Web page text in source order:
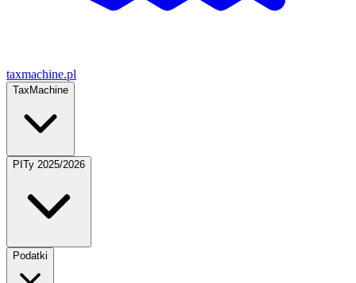
taxmachine.pl
TaxMachine
PITy 2025/2026
Podatki